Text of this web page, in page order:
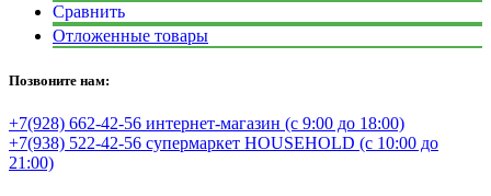
Сравнить
Отложенные товары
Позвоните нам:
+7(928) 662-42-56 интернет-магазин (с 9:00 до 18:00)
+7(938) 522-42-56 супермаркет HOUSEHOLD (с 10:00 до
21:00)